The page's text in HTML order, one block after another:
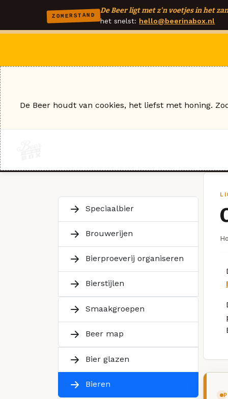
ZOMERSTAND
De Beer ligt met z'n voetjes in het
het snelst: hello@beerinabox.nl
Speciaalbier
Brouwerijen
Bierproeverij organiseren
Bierstijlen
Smaakgroepen
Beer map
Bier glazen
Bieren
De Beer houdt van cookies, het liefst met honing.